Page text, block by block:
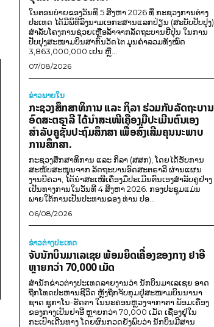
ໃນຕອນບ່າຍຂອງວັນທີ 5 ສິງຫາ 2026 ທີ່ ກະຊວງການຕ່າງ
ປະເທດ ໄດ້ມີພິທີລົງນາມເອກະສານແລກປ່ຽນ (ສະບັບປັບປຸງ)
ສໍາລັບໂຄງການຊ່ວຍເຫຼືອລ້າຈາກລັດຖະບານຍີ່ປຸ່ນ ໃນການ
ປັບປຸງສະໜາມບິນສາກົນວັດໄຕ ມູນຄ່າລວມທັງໝົດ
3,863,000,000 ເຢນ ຫຼື...
07/08/2026
ຂ່າວພາຍ​ໃນ
ກະຊວງສຶກສາທິການ ແລະ ກິລາ ຮ່ວມກັບລັດຖະບານ
ອົດສະຕຣາລີ ໄດ້ນຳສະເໜີເຄື່ອງມືປະເມີນຕົນເອງ
ສຳລັບຄູຊັ້ນປະຖົມສຶກສາ ເພື່ອສົ່ງເສີມຄຸນນະພາບ
ການສຶກສາ.
ກະຊວງສຶກສາທິການ ແລະ ກິລາ (ສສກ), ໂດຍໄດ້ຮັບການ
ສະໜັບສະໜູນຈາກ ລັດຖະບານອົດສະຕຣາລີ ຜ່ານແຜນ
ງານບີຄວາ, ໄດ້ນຳສະເໜີເຄື່ອງມືປະເມີນຕົນເອງສຳລັບຄູຢ່າງ
ເປັນທາງການໃນວັນທີ 4 ສິງຫາ 2026. ກອງປະຊຸມແມ່ນ
ພາຍໃຕ້ການເປັນປະທານຂອງ ທ່ານ ປອ...
06/08/2026
ຂ່າວຕ່າງປະເທດ
ຈັບນັກບິນມາເລເຊຍ ພ້ອມຍຶດເຄື່ອງຂອງກາງ ຢາອີ
ຫຼາຍກວ່າ 70,000 ເມັດ
ສຳນັກຂ່າວຕ່າງປະເທດລາຍງານວ່າ ນັກບິນມາເລເຊຍ ອາດ
ຖືກໂທດປະຫານຊີວິດ ຫຼັງຖືກຈັບກຸມຢູ່ສະໜາມບິນນານາ
ຊາດ ຊູກາໂນ-ຮັດຕາ ໃນນະຄອນຫຼວງຈາກາຕາ ພ້ອມເຄື່ອງ
ຂອງກາງເປັນຢາອີ ຫຼາຍກວ່າ 70,000 ເມັດ ເຊື່ອງຢູ່ໃນ
ກະເປົາເດີນທາງ ໂດຍຜົນກວດຍັງພົບວ່າ ນັກບິນມີສານ